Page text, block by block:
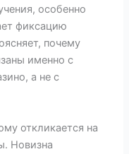
особенно
фиксацию
почему
именно с
а не с
откликается на
Новизна